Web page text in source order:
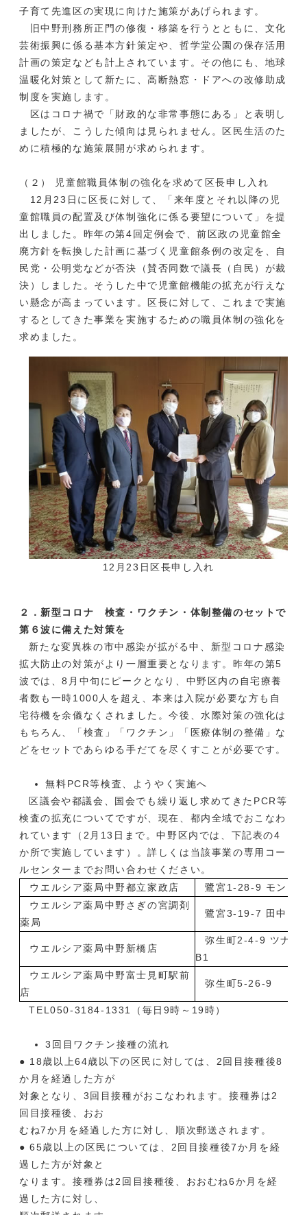
子育て先進区の実現に向けた施策があげられます。
旧中野刑務所正門の修復・移築を行うとともに、文化
芸術振興に係る基本方針策定や、哲学堂公園の保存活用
計画の策定なども計上されています。その他にも、地球
温暖化対策として新たに、高断熱窓・ドアへの改修助成
制度を実施します。
区はコロナ禍で「財政的な非常事態にある」と表明し
ましたが、こうした傾向は見られません。区民生活のた
めに積極的な施策展開が求められます。
（２） 児童館職員体制の強化を求めて区長申し入れ
12月23日に区長に対して、「来年度とそれ以降の児
童館職員の配置及び体制強化に係る要望について」を提
出しました。昨年の第4回定例会で、前区政の児童館全
廃方針を転換した計画に基づく児童館条例の改定を、自
民党・公明党などが否決（賛否同数で議長（自民）が裁
決）しました。そうした中で児童館機能の拡充が行えな
い懸念が高まっています。区長に対して、これまで実施
するとしてきた事業を実施するための職員体制の強化を
求めました。
12月23日区長申し入れ
２．新型コロナ 検査・ワクチン・体制整備のセットで
第６波に備えた対策を
新たな変異株の市中感染が拡がる中、新型コロナ感染
拡大防止の対策がより一層重要となります。昨年の第5
波では、8月中旬にピークとなり、中野区内の自宅療養
者数も一時1000人を超え、本来は入院が必要な方も自
宅待機を余儀なくされました。今後、水際対策の強化は
もちろん、「検査」「ワクチン」「医療体制の整備」な
どをセットであらゆる手だてを尽くすことが必要です。
無料PCR等検査、ようやく実施へ
区議会や都議会、国会でも繰り返し求めてきたPCR等
検査の拡充についてですが、現在、都内全域でおこなわ
れています（2月13日まで。中野区内では、下記表の4
か所で実施しています）。詳しくは当該事業の専用コー
ルセンターまでお問い合わせください。
ウエルシア薬局中野都立家政店
鷺宮1-28-9 モンフ
ウエルシア薬局中野さぎの宮調剤
薬局
鷺宮3-19-7 田中ビ
ウエルシア薬局中野新橋店
弥生町2-4-9 ツナシ
B1
ウエルシア薬局中野富士見町駅前
店
弥生町5-26-9
TEL050-3184-1331（毎日9時～19時）
3回目ワクチン接種の流れ
● 18歳以上64歳以下の区民に対しては、2回目接種後8
か月を経過した方が
対象となり、3回目接種がおこなわれます。接種券は2
回目接種後、おお
むね7か月を経過した方に対し、順次郵送されます。
● 65歳以上の区民については、2回目接種後7か月を経
過した方が対象と
なります。接種券は2回目接種後、おおむね6か月を経
過した方に対し、